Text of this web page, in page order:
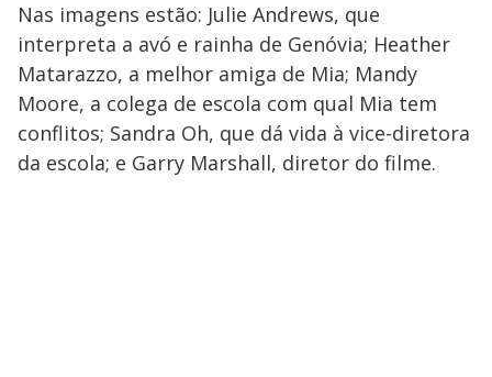
Nas imagens estão: Julie Andrews, que
interpreta a avó e rainha de Genóvia; Heather
Matarazzo, a melhor amiga de Mia; Mandy
Moore, a colega de escola com qual Mia tem
conflitos; Sandra Oh, que dá vida à vice-diretora
da escola; e Garry Marshall, diretor do filme.